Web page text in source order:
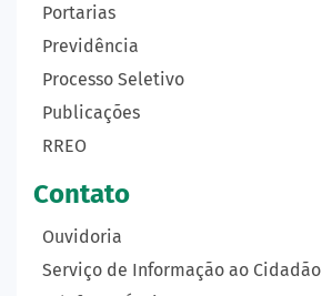
Portarias
Previdência
Processo Seletivo
Publicações
RREO
Contato
Ouvidoria
Serviço de Informação ao Cidadão